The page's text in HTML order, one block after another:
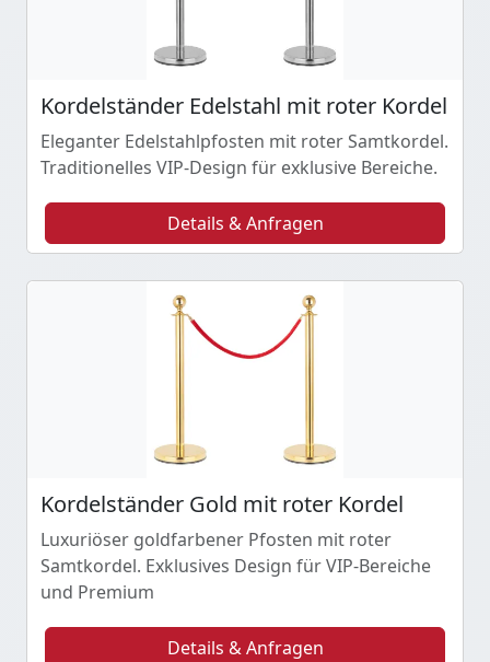
Kordelständer Edelstahl mit roter Kordel
Eleganter Edelstahlpfosten mit roter Samtkordel.
Traditionelles VIP-Design für exklusive Bereiche.
Details & Anfragen
Kordelständer Gold mit roter Kordel
Luxuriöser goldfarbener Pfosten mit roter
Samtkordel. Exklusives Design für VIP-Bereiche
und Premium
Details & Anfragen